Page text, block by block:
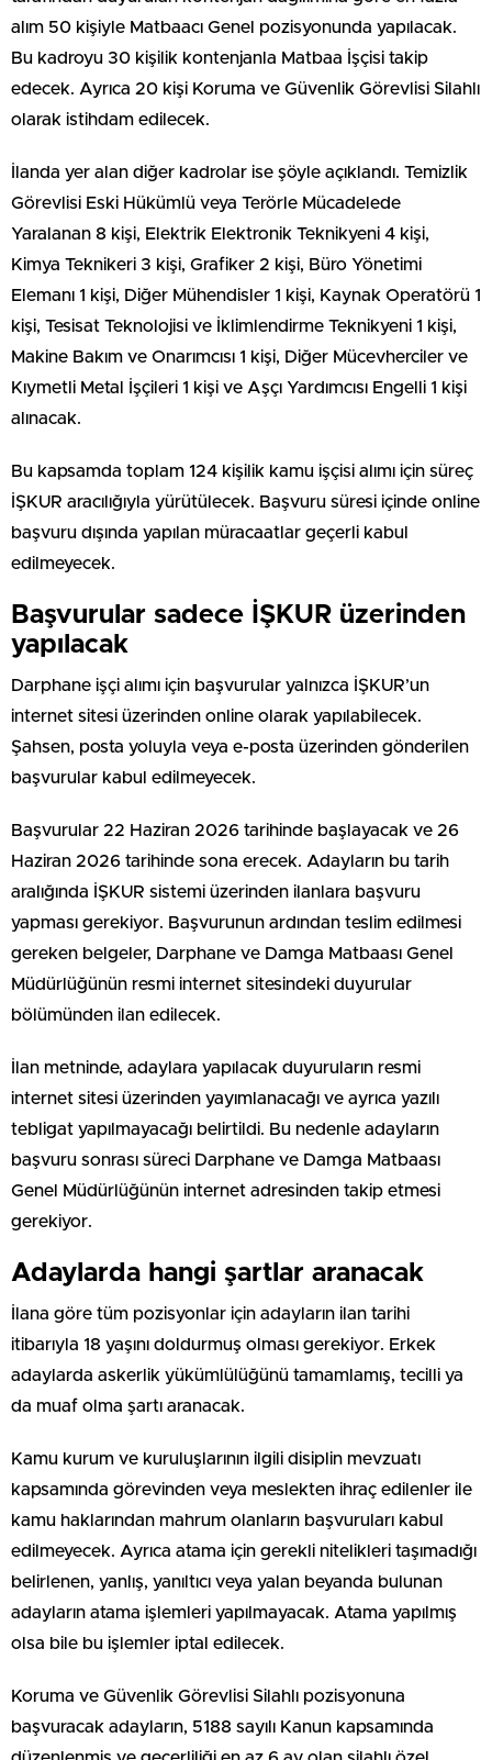
alım 50 kişiyle Matbaacı Genel pozisyonunda yapılacak.
Bu kadroyu 30 kişilik kontenjanla Matbaa İşçisi takip
edecek. Ayrıca 20 kişi Koruma ve Güvenlik Görevlisi Silahlı
olarak istihdam edilecek.
İlanda yer alan diğer kadrolar ise şöyle açıklandı. Temizlik
Görevlisi Eski Hükümlü veya Terörle Mücadelede
Yaralanan 8 kişi, Elektrik Elektronik Teknikyeni 4 kişi,
Kimya Teknikeri 3 kişi, Grafiker 2 kişi, Büro Yönetimi
Elemanı 1 kişi, Diğer Mühendisler 1 kişi, Kaynak Operatörü 1
kişi, Tesisat Teknolojisi ve İklimlendirme Teknikyeni 1 kişi,
Makine Bakım ve Onarımcısı 1 kişi, Diğer Mücevherciler ve
Kıymetli Metal İşçileri 1 kişi ve Aşçı Yardımcısı Engelli 1 kişi
alınacak.
Bu kapsamda toplam 124 kişilik kamu işçisi alımı için süreç
İŞKUR aracılığıyla yürütülecek. Başvuru süresi içinde online
başvuru dışında yapılan müracaatlar geçerli kabul
edilmeyecek.
Başvurular sadece İŞKUR üzerinden
yapılacak
Darphane işçi alımı için başvurular yalnızca İŞKUR’un
internet sitesi üzerinden online olarak yapılabilecek.
Şahsen, posta yoluyla veya e-posta üzerinden gönderilen
başvurular kabul edilmeyecek.
Başvurular 22 Haziran 2026 tarihinde başlayacak ve 26
Haziran 2026 tarihinde sona erecek. Adayların bu tarih
aralığında İŞKUR sistemi üzerinden ilanlara başvuru
yapması gerekiyor. Başvurunun ardından teslim edilmesi
gereken belgeler, Darphane ve Damga Matbaası Genel
Müdürlüğünün resmi internet sitesindeki duyurular
bölümünden ilan edilecek.
İlan metninde, adaylara yapılacak duyuruların resmi
internet sitesi üzerinden yayımlanacağı ve ayrıca yazılı
tebligat yapılmayacağı belirtildi. Bu nedenle adayların
başvuru sonrası süreci Darphane ve Damga Matbaası
Genel Müdürlüğünün internet adresinden takip etmesi
gerekiyor.
Adaylarda hangi şartlar aranacak
İlana göre tüm pozisyonlar için adayların ilan tarihi
itibarıyla 18 yaşını doldurmuş olması gerekiyor. Erkek
adaylarda askerlik yükümlülüğünü tamamlamış, tecilli ya
da muaf olma şartı aranacak.
Kamu kurum ve kuruluşlarının ilgili disiplin mevzuatı
kapsamında görevinden veya meslekten ihraç edilenler ile
kamu haklarından mahrum olanların başvuruları kabul
edilmeyecek. Ayrıca atama için gerekli nitelikleri taşımadığı
belirlenen, yanlış, yanıltıcı veya yalan beyanda bulunan
adayların atama işlemleri yapılmayacak. Atama yapılmış
olsa bile bu işlemler iptal edilecek.
Koruma ve Güvenlik Görevlisi Silahlı pozisyonuna
başvuracak adayların, 5188 sayılı Kanun kapsamında